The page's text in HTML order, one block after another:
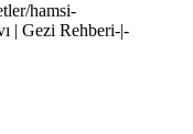
hamsi-
| Gezi Rehberi-|-